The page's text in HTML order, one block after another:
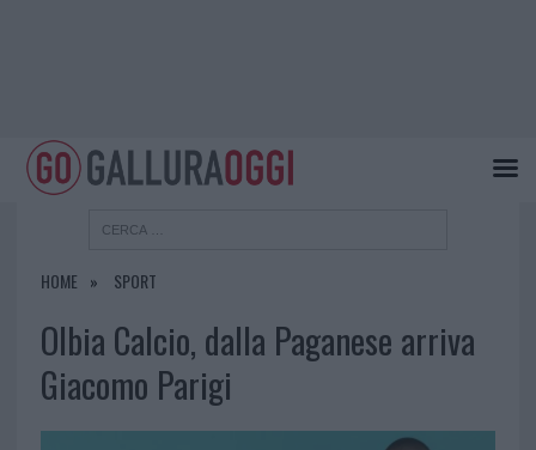
HOME SPORT
Olbia Calcio, dalla Paganese arriva
Giacomo Parigi